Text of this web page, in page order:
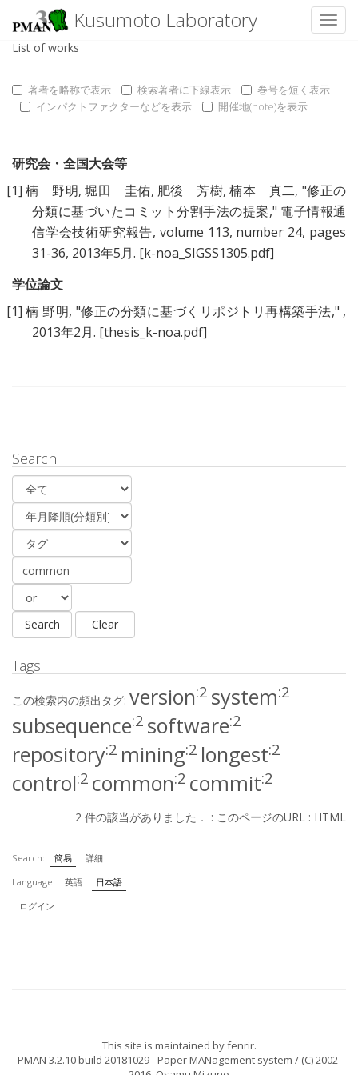
Kusumoto Laboratory
List of works
著者を略称で表示 検索著者に下線表示
巻号を短く表示
インパクトファクターなどを表示
開催地(note)を表示
研究会・全国大会等
[1] 楠 野明,堀田 圭佑, 肥後 芳樹,楠本 真二, "修正の
分類に基づいたコミット分割手法の提案," 電子情報通
信学会技術研究報告, volume 113, number 24, pages
31-36, 2013年5月. [k-noa_SIGSS1305.pdf]
学位論文
[1] 楠 野明, "修正の分類に基づくリポジトリ再構築手法," ,
2013年2月. [thesis_k-noa.pdf]
Search
Tags
この検索内の頻出タグ: version:2 system:2
subsequence:2 software:2
repository:2 mining:2 longest:2
control:2 common:2 commit:2
2 件の該当がありました． : このページのURL : HTML
Search: 簡易
詳細
Language:
英語
日本語
ログイン
This site is maintained byfenrir.
PMAN 3.2.10 build 20181029- Paper MANagement system / (C) 2002-